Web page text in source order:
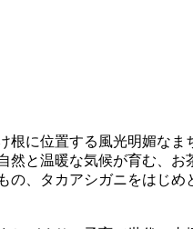
に位置する風光明媚なま
然と温暖な気候が育む、お
の、タカアシガニをはじめ